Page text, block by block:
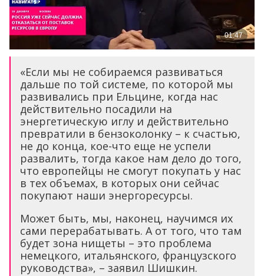
«Если мы не собираемся развиваться
дальше по той системе, по которой мы
развивались при Ельцине, когда нас
действительно посадили на
энергетическую иглу и действительно
превратили в бензоколонку – к счастью,
не до конца, кое-что еще не успели
развалить, тогда какое нам дело до того,
что европейцы не смогут покупать у нас
в тех объемах, в которых они сейчас
покупают наши энергоресурсы.
Может быть, мы, наконец, научимся их
сами перерабатывать. А от того, что там
будет зона нищеты – это проблема
немецкого, итальянского, французского
руководства», – заявил Шишкин.